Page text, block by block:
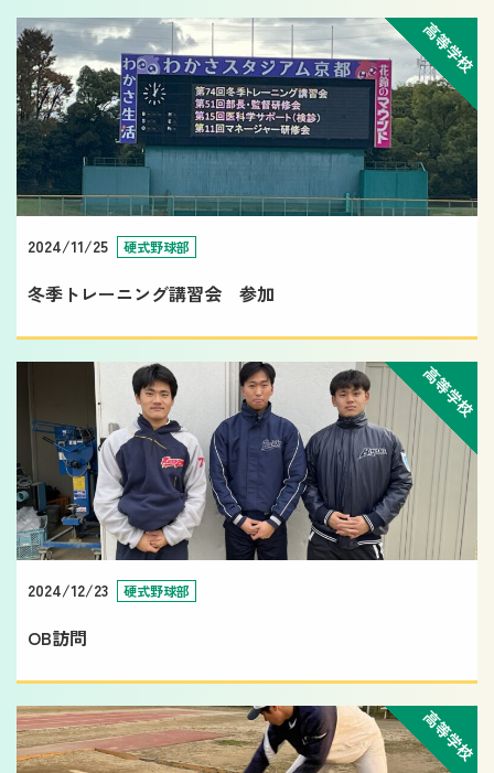
高等学校
2024/11/25 硬式野球部
冬季トレーニング講習会 参加
高等学校
2024/12/23 硬式野球部
OB訪問
高等学校